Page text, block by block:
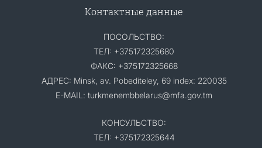
Контактные данные
ПОСОЛЬСТВО:
ТЕЛ: +375172325680
ФАКС: +375172325668
АДРЕС: Minsk, av. Pobediteley, 69 index: 220035
E-MAIL: turkmenembbelarus@mfa.gov.tm
КОНСУЛЬСТВО:
ТЕЛ: +375172325644